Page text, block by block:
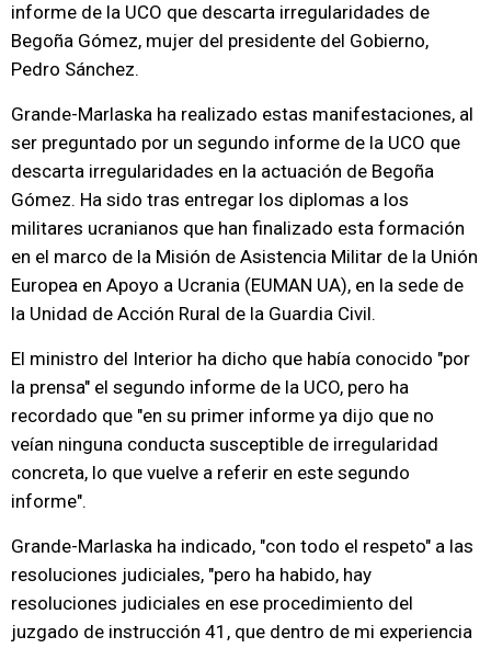
informe de la UCO que descarta irregularidades de
Begoña Gómez, mujer del presidente del Gobierno,
Pedro Sánchez.
Grande-Marlaska ha realizado estas manifestaciones, al
ser preguntado por un segundo informe de la UCO que
descarta irregularidades en la actuación de Begoña
Gómez. Ha sido tras entregar los diplomas a los
militares ucranianos que han finalizado esta formación
en el marco de la Misión de Asistencia Militar de la Unión
Europea en Apoyo a Ucrania (EUMAN UA), en la sede de
la Unidad de Acción Rural de la Guardia Civil.
El ministro del Interior ha dicho que había conocido "por
la prensa" el segundo informe de la UCO, pero ha
recordado que "en su primer informe ya dijo que no
veían ninguna conducta susceptible de irregularidad
concreta, lo que vuelve a referir en este segundo
informe".
Grande-Marlaska ha indicado, "con todo el respeto" a las
resoluciones judiciales, "pero ha habido, hay
resoluciones judiciales en ese procedimiento del
juzgado de instrucción 41, que dentro de mi experiencia